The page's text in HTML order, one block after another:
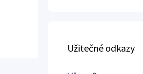
Užitečné odkazy